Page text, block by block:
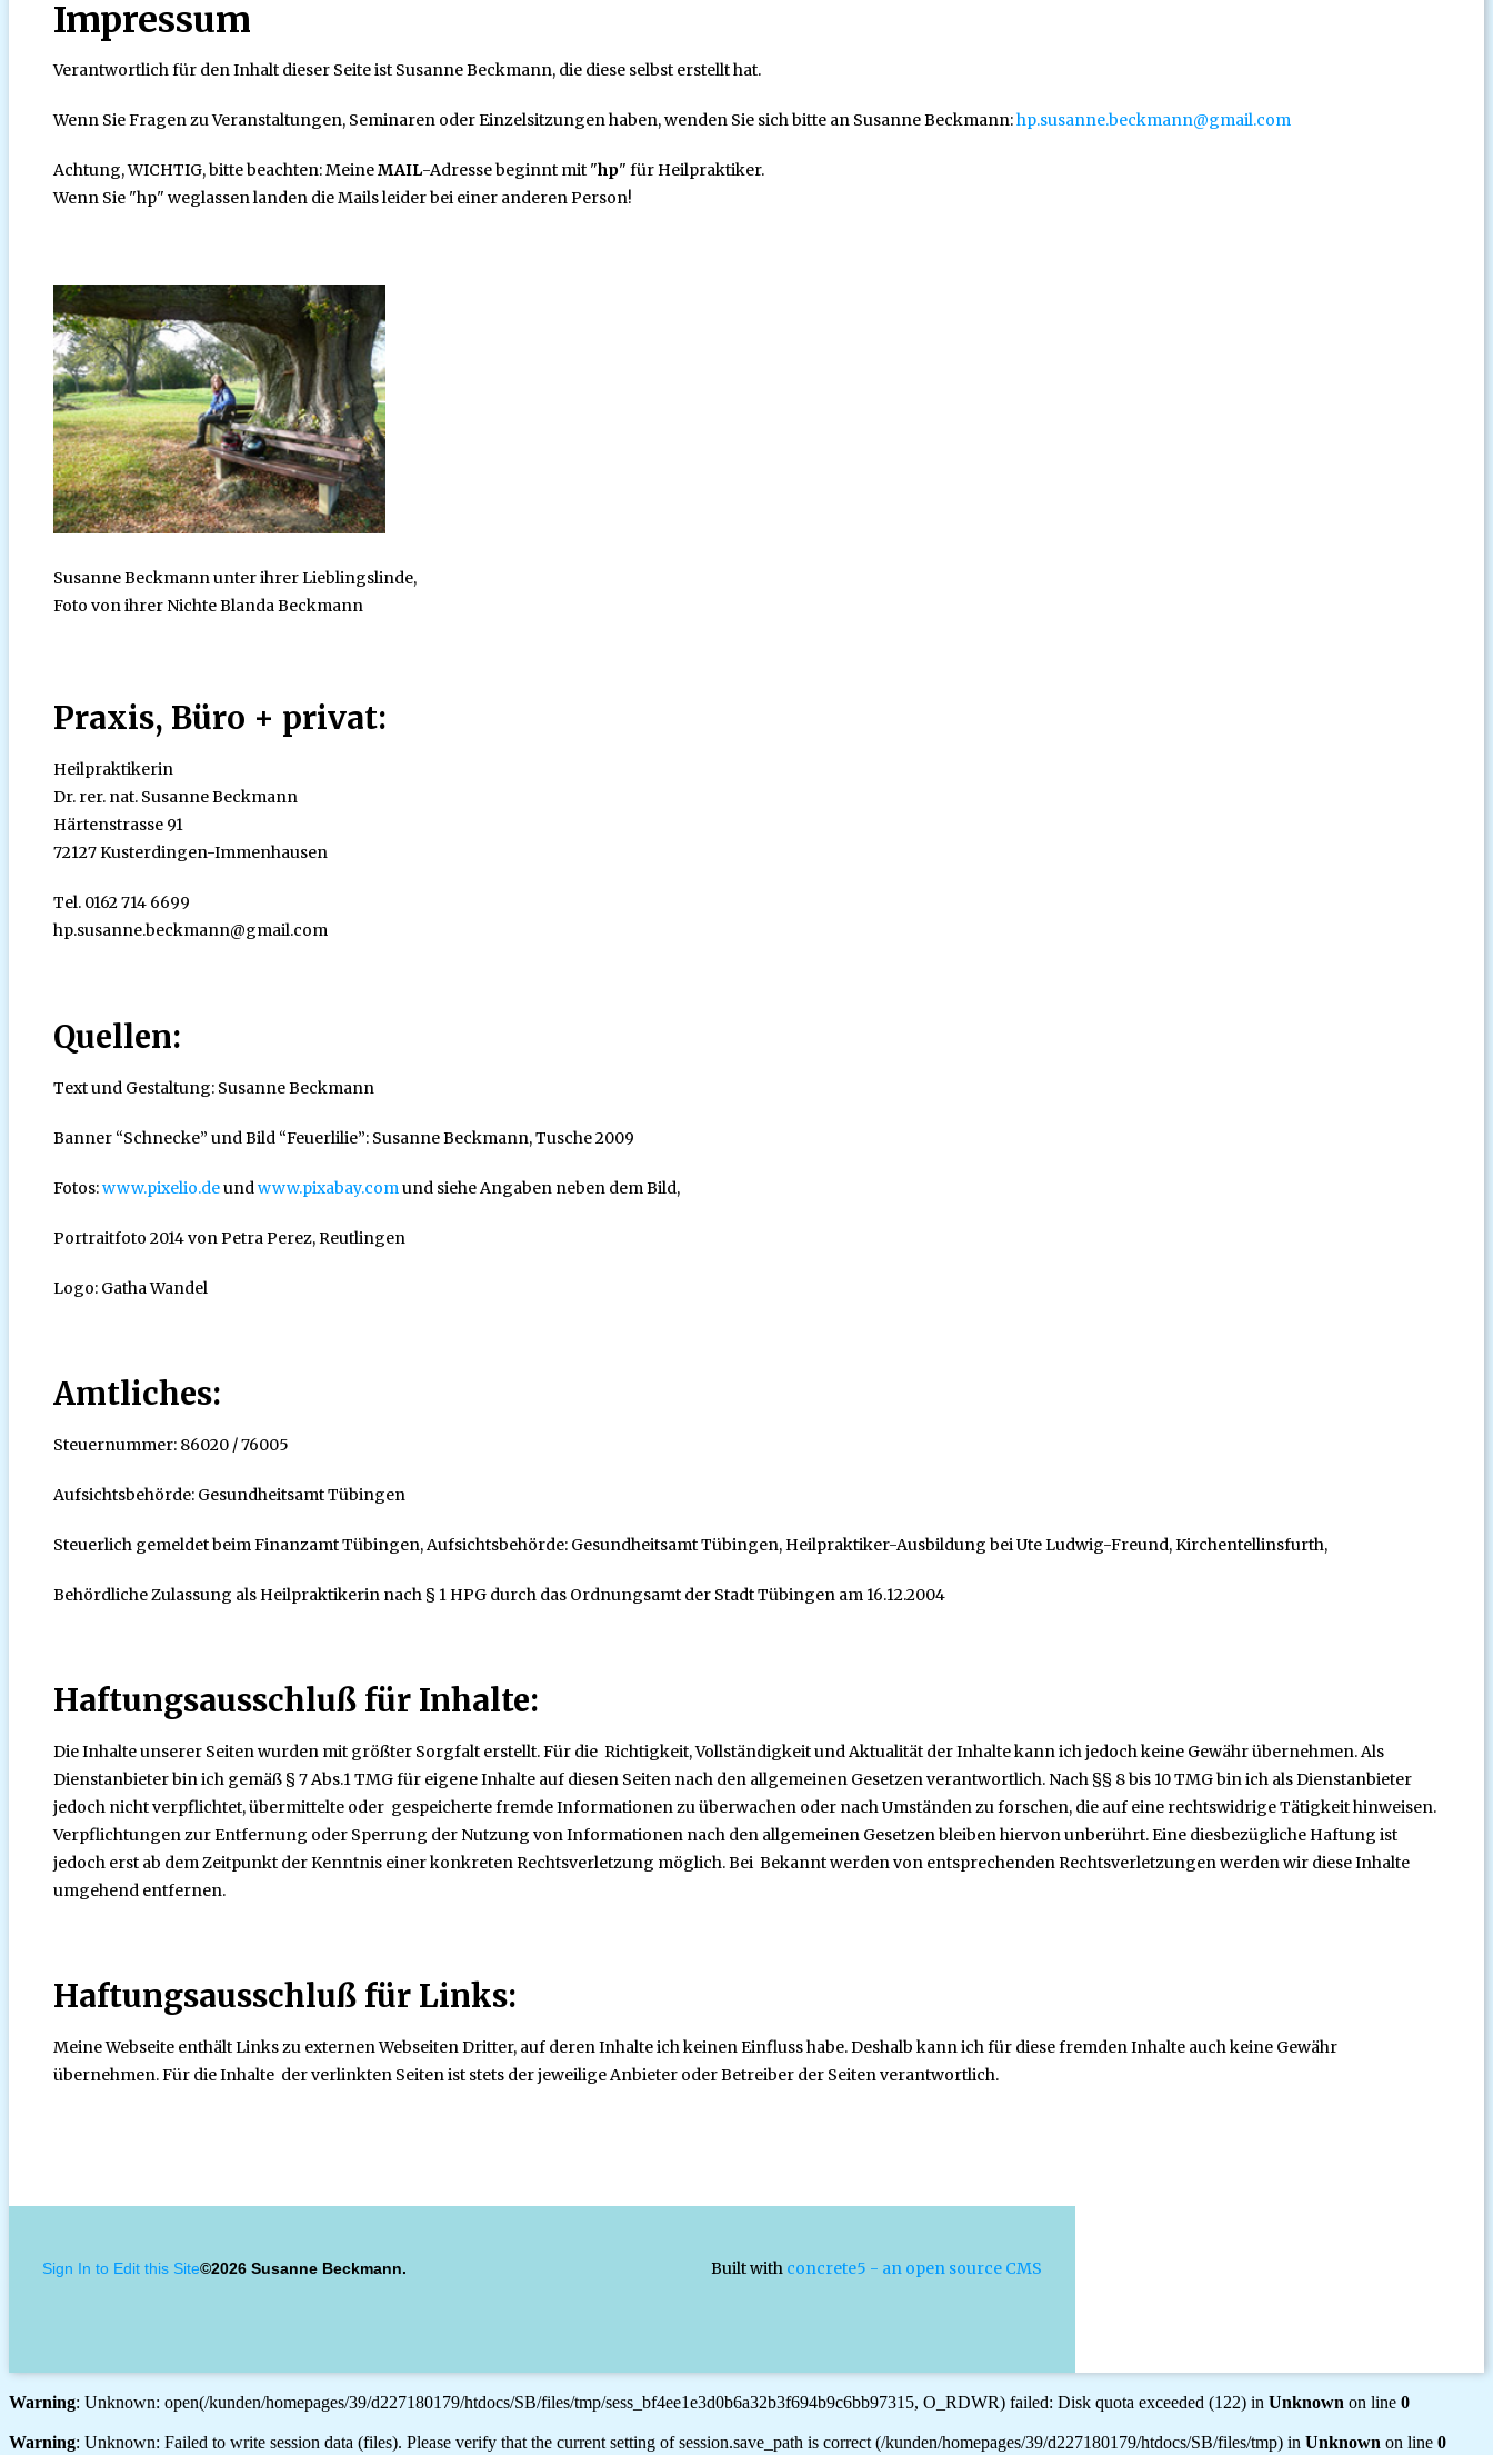
Impressum
Verantwortlich für den Inhalt dieser Seite ist Susanne Beckmann, die diese selbst erstellt hat.
Wenn Sie Fragen zu Veranstaltungen, Seminaren oder Einzelsitzungen haben, wenden Sie sich bitte an Susanne Beckmann:hp.susanne.beckmann@gmail.com
Achtung, WICHTIG, bitte beachten: MeineMAIL-Adresse beginnt mit "hp" für Heilpraktiker.
Wenn Sie "hp" weglassen landen die Mails leider bei einer anderen Person!
Susanne Beckmann unter ihrer Lieblingslinde,
Foto von ihrer Nichte Blanda Beckmann
Praxis, Büro + privat:
Heilpraktikerin
Dr. rer. nat. Susanne Beckmann
Härtenstrasse 91
72127 Kusterdingen-Immenhausen
Tel. 0162 714 6699
hp.susanne.beckmann@gmail.com
Quellen:
Text und Gestaltung: Susanne Beckmann
Banner “Schnecke” und Bild “Feuerlilie”: Susanne Beckmann, Tusche 2009
Fotos:www.pixelio.deund www.pixabay.com und siehe Angaben neben dem Bild,
Portraitfoto 2014 von Petra Perez, Reutlingen
Logo: Gatha Wandel
Amtliches:
Steuernummer: 86020 / 76005
Aufsichtsbehörde: Gesundheitsamt Tübingen
Steuerlich gemeldet beim Finanzamt Tübingen, Aufsichtsbehörde: Gesundheitsamt Tübingen, Heilpraktiker-Ausbildung bei Ute Ludwig-Freund, Kirchentellinsfurth,
Behördliche Zulassung als Heilpraktikerin nach § 1 HPG durch das Ordnungsamt der Stadt Tübingen am 16.12.2004
Haftungsausschluß für Inhalte:
Die Inhalte unserer Seiten wurden mit größter Sorgfalt erstellt. Für die Richtigkeit, Vollständigkeit und Aktualität der Inhalte kann ich jedoch keine Gewähr übernehmen. Als
Dienstanbieter bin ich gemäß § 7 Abs.1 TMG für eigene Inhalte auf diesen Seiten nach den allgemeinen Gesetzen verantwortlich. Nach §§ 8 bis 10 TMG bin ich als Dienstanbieter
jedoch nicht verpflichtet, übermittelte oder gespeicherte fremde Informationen zu überwachen oder nach Umständen zu forschen, die auf eine rechtswidrige Tätigkeit hinweisen.
Verpflichtungen zur Entfernung oder Sperrung der Nutzung von Informationen nach den allgemeinen Gesetzen bleiben hiervon unberührt. Eine diesbezügliche Haftung ist
jedoch erst ab dem Zeitpunkt der Kenntnis einer konkreten Rechtsverletzung möglich. Bei Bekannt werden von entsprechenden Rechtsverletzungen werden wir diese Inhalte
umgehend entfernen.
Haftungsausschluß für Links:
Meine Webseite enthält Links zu externen Webseiten Dritter, auf deren Inhalte ich keinen Einfluss habe. Deshalb kann ich für diese fremden Inhalte auch keine Gewähr
übernehmen. Für die Inhalte der verlinkten Seiten ist stets der jeweilige Anbieter oder Betreiber der Seiten verantwortlich.
Sign In to Edit this Site©2026 Susanne Beckmann. Built with concrete5 - an open source CMS
Warning: Unknown: open(/kunden/homepages/39/d227180179/htdocs/SB/files/tmp/sess_bf4ee1e3d0b6a32b3f694b9c6bb97315, O_RDWR) failed: Disk quota exceeded (122) in Unknown on line 0
Warning: Unknown: Failed to write session data (files). Please verify that the current setting of session.save_path is correct (/kunden/homepages/39/d227180179/htdocs/SB/files/tmp) in Unknown on line 0